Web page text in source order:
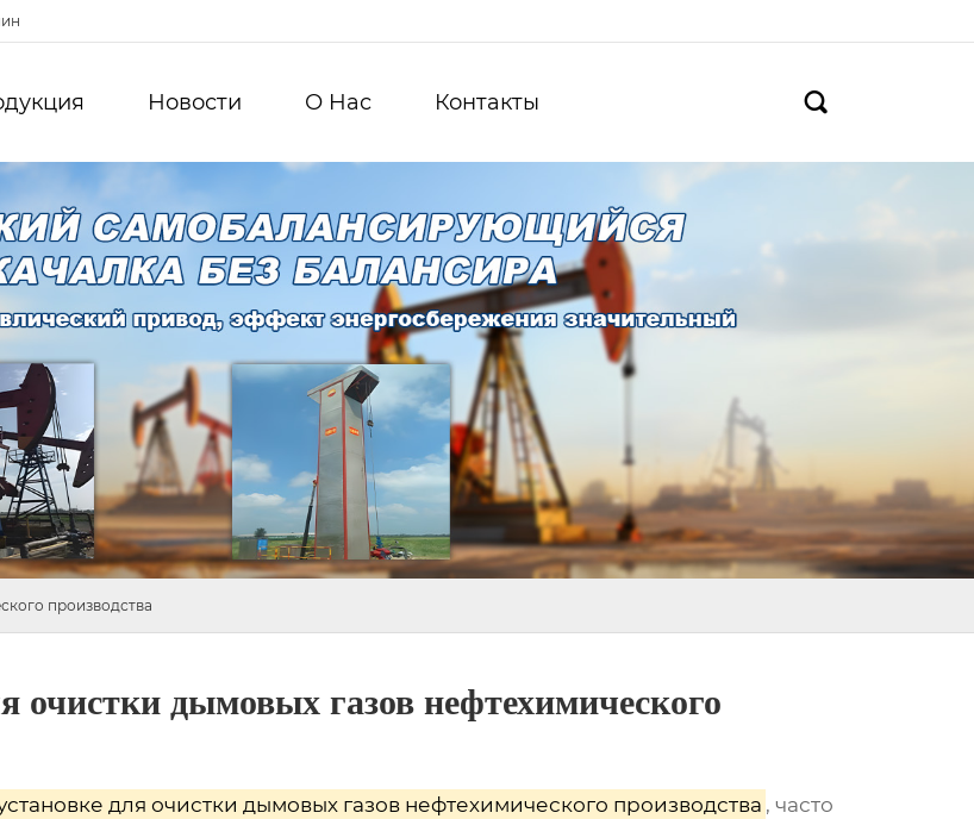
Новости О Hас Контакты 
производства
очистки дымовых газов нефтехимического
для очистки дымовых газов нефтехимического производства , часто